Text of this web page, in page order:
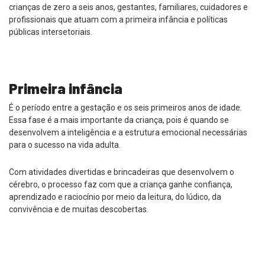
crianças de zero a seis anos, gestantes, familiares, cuidadores e
profissionais que atuam com a primeira infância e políticas
públicas intersetoriais.
Primeira infância
É o período entre a gestação e os seis primeiros anos de idade.
Essa fase é a mais importante da criança, pois é quando se
desenvolvem a inteligência e a estrutura emocional necessárias
para o sucesso na vida adulta.
Com atividades divertidas e brincadeiras que desenvolvem o
cérebro, o processo faz com que a criança ganhe confiança,
aprendizado e raciocínio por meio da leitura, do lúdico, da
convivência e de muitas descobertas.